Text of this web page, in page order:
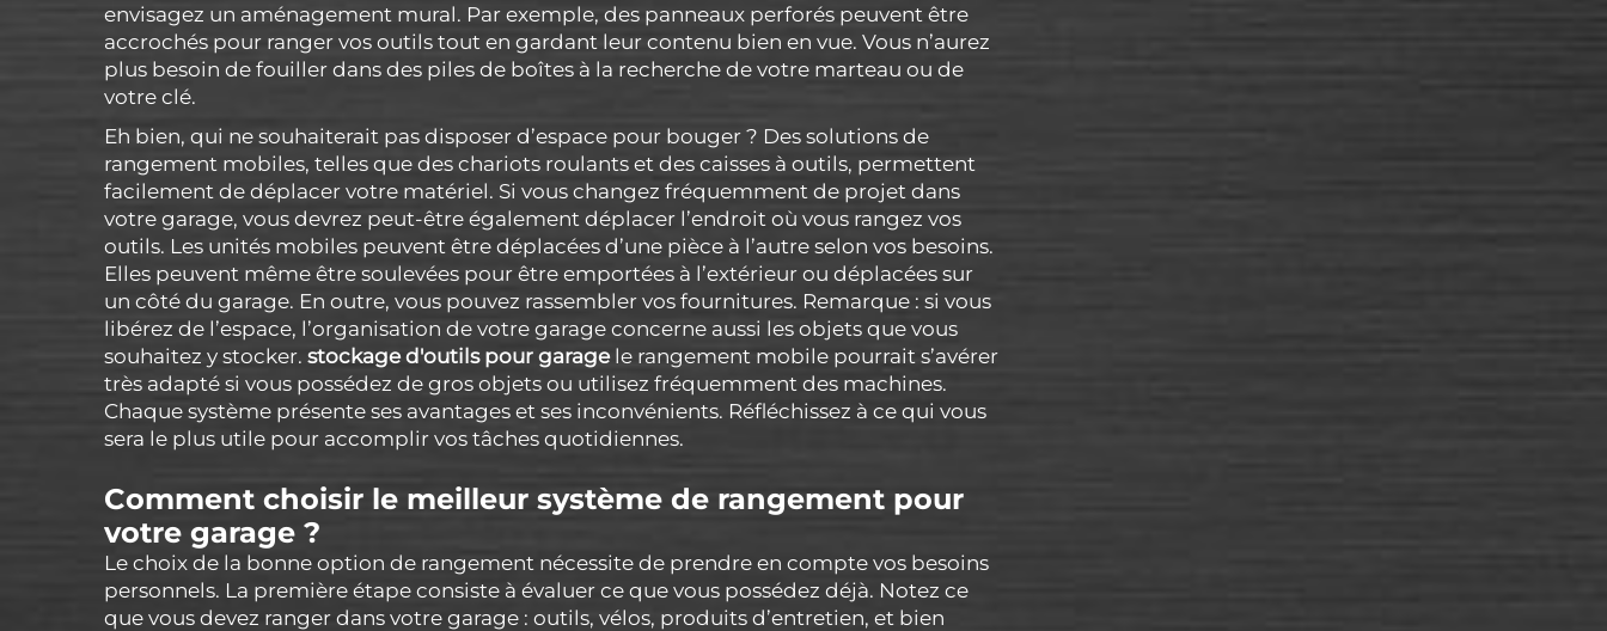
envisagez un aménagement mural. Par exemple, des panneaux perforés peuvent être
accrochés pour ranger vos outils tout en gardant leur contenu bien en vue. Vous n’aurez
plus besoin de fouiller dans des piles de boîtes à la recherche de votre marteau ou de
votre clé.
Eh bien, qui ne souhaiterait pas disposer d’espace pour bouger ? Des solutions de
rangement mobiles, telles que des chariots roulants et des caisses à outils, permettent
facilement de déplacer votre matériel. Si vous changez fréquemment de projet dans
votre garage, vous devrez peut-être également déplacer l’endroit où vous rangez vos
outils. Les unités mobiles peuvent être déplacées d’une pièce à l’autre selon vos besoins.
Elles peuvent même être soulevées pour être emportées à l’extérieur ou déplacées sur
un côté du garage. En outre, vous pouvez rassembler vos fournitures. Remarque : si vous
libérez de l’espace, l’organisation de votre garage concerne aussi les objets que vous
souhaitez y stocker. stockage d'outils pour garage le rangement mobile pourrait s’avérer
très adapté si vous possédez de gros objets ou utilisez fréquemment des machines.
Chaque système présente ses avantages et ses inconvénients. Réfléchissez à ce qui vous
sera le plus utile pour accomplir vos tâches quotidiennes.
Comment choisir le meilleur système de rangement pour
votre garage ?
Le choix de la bonne option de rangement nécessite de prendre en compte vos besoins
personnels. La première étape consiste à évaluer ce que vous possédez déjà. Notez ce
que vous devez ranger dans votre garage : outils, vélos, produits d’entretien, et bien